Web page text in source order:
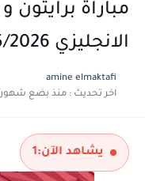
مباراة برايتون
الانجليزي 2025/2026
amine elmaktafi
اخر تحديث :منذ بضع شهور
يشاهد الآن:1